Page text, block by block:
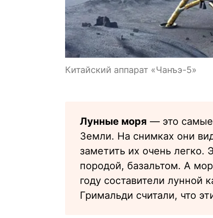
Китайский аппарат «Чанъэ-5»
Лунные моря — это самые
Земли. На снимках они
заметить их очень легко.
породой, базальтом. А
году составители
Гримальди считали, что